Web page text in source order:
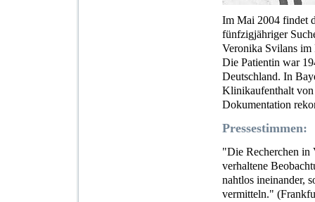
Im Mai 2004 findet
fünfzigjähriger
Veronika Svilans
Die Patientin war
Deutschland. In
Klinikaufenthalt von
Dokumentation
Pressestimmen:
"Die Recherchen in
verhaltene
nahtlos ineinander,
vermitteln."